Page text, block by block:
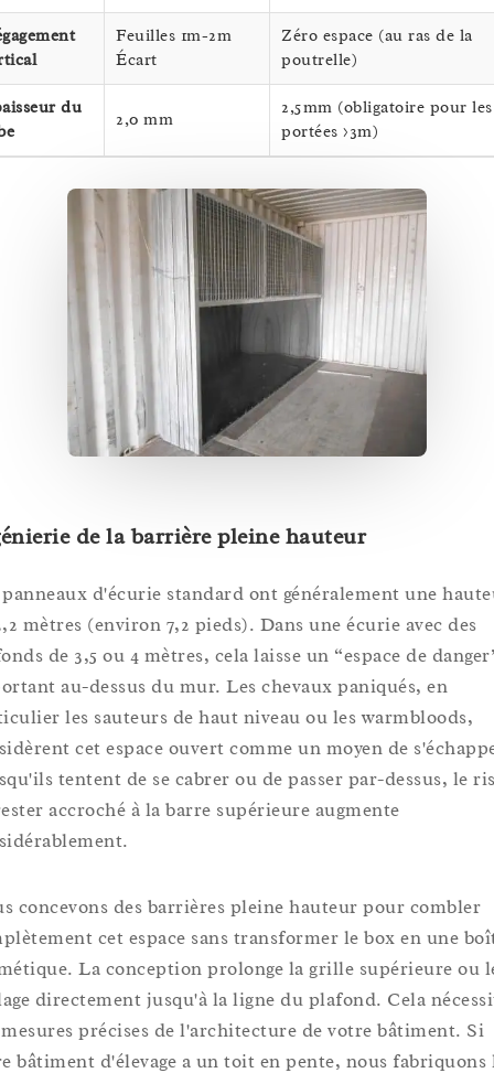
Feuilles 1m-2m
Écart
Zéro espace (au ras de la
poutrelle)
du
2,0 mm
2,5mm (obligatoire pour les
portées >3m)
de la barrière pleine hauteur
d'écurie standard ont généralement une
mètres (environ 7,2 pieds). Dans une écurie avec des
de 3,5 ou 4 mètres, cela laisse un “espace de
au-dessus du mur. Les chevaux paniqués, en
les sauteurs de haut niveau ou les warmbloods,
cet espace ouvert comme un moyen de
tentent de se cabrer ou de passer par-dessus, le
accroché à la barre supérieure augmente
concevons des barrières pleine hauteur pour combler
cet espace sans transformer le box en une
La conception prolonge la grille supérieure ou
directement jusqu'à la ligne du plafond. Cela
précises de l'architecture de votre bâtiment. Si
bâtiment d'élevage a un toit en pente, nous fabriquons